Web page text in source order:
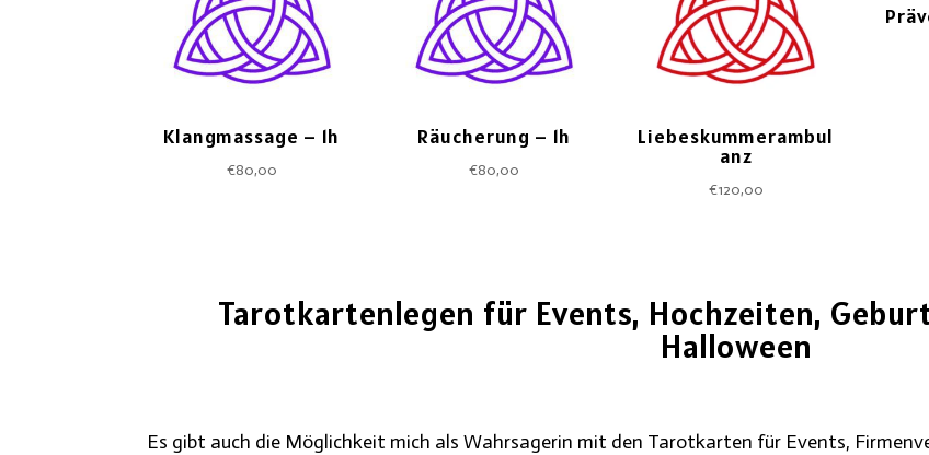
Klangmassage – 1h
€80,00
Räucherung – 1h
€80,00
Liebeskummerambul
anz
€120,00
Tarotkartenlegen für Events, Hochzeiten,
Halloween
Es gibt auch die Möglichkeit mich als Wahrsagerin mit den Tarotkarten für Events,